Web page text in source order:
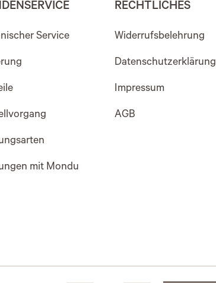
Service
mit Mondu
RECHTLICHES
Widerrufsbelehrung
Datenschutzerklärung
Impressum
AGB